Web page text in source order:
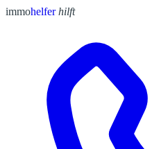
immohelfer hilft